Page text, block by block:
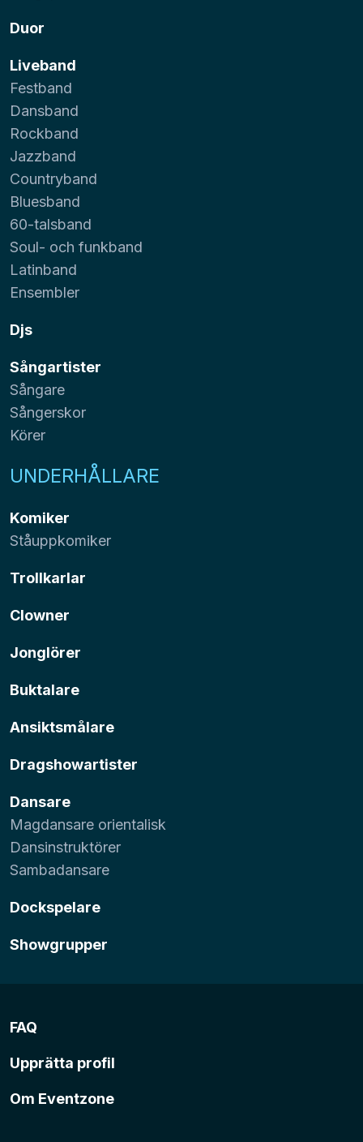
Duor
Liveband
Festband
Dansband
Rockband
Jazzband
Countryband
Bluesband
60-talsband
Soul- och funkband
Latinband
Ensembler
Djs
Sångartister
Sångare
Sångerskor
Körer
UNDERHÅLLARE
Komiker
Ståuppkomiker
Trollkarlar
Clowner
Jonglörer
Buktalare
Ansiktsmålare
Dragshowartister
Dansare
Magdansare orientalisk
Dansinstruktörer
Sambadansare
Dockspelare
Showgrupper
FAQ
Upprätta profil
Om Eventzone